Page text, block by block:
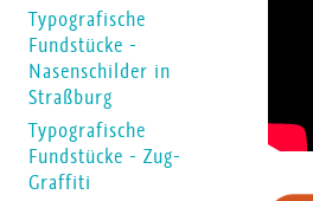
Typografische
Fundstücke -
Nasenschilder in
Straßburg
Typografische
Fundstücke - Zug-
Graffiti